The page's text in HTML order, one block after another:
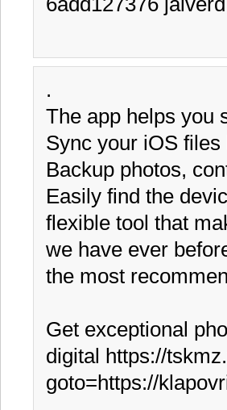
.
The app helps you
Sync your iOS files
Backup photos,
Easily find the
flexible tool that
we have ever
the most
Get exceptional
digital https://
goto=https://